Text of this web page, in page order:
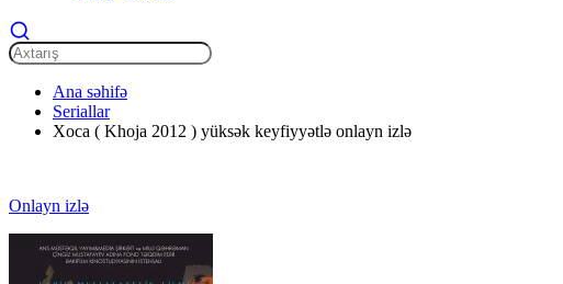
Ana səhifə
Seriallar
Xoca ( Khoja 2012 ) yüksək keyfiyyətlə onlayn izlə
Onlayn izlə